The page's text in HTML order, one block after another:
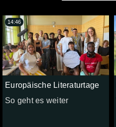
Europäische Literaturtage
So geht es weiter
14:46